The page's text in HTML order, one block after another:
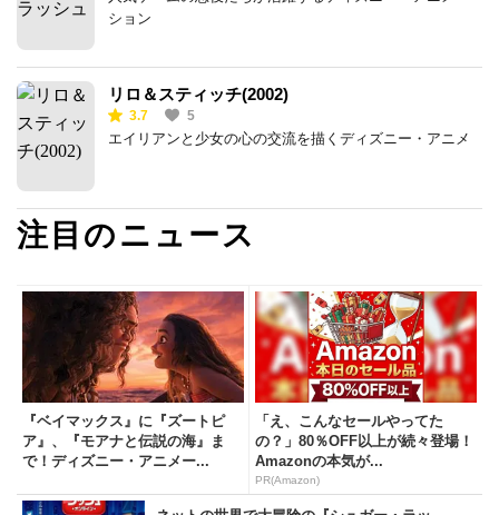
ション
リロ＆スティッチ(2002)
3.7 5
エイリアンと少女の心の交流を描くディズニー・アニメ
注目のニュース
『ベイマックス』に『ズートピ
ア』、『モアナと伝説の海』ま
で！ディズニー・アニメー...
「え、こんなセールやってた
の？」80％OFF以上が続々登場！
Amazonの本気が...
PR(Amazon)